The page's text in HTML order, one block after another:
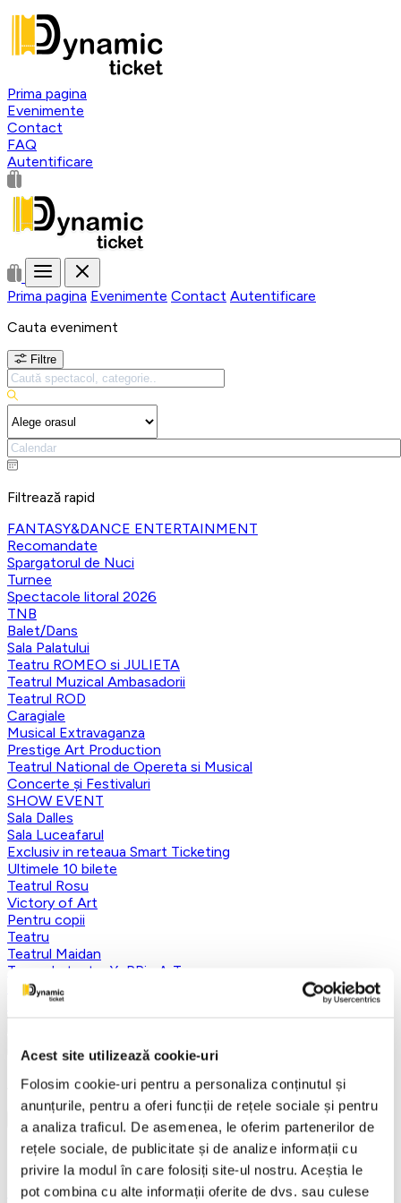
Acest site utilizează cookie-uri
Folosim cookie-uri pentru a personaliza conținutul și
anunțurile, pentru a oferi funcții de rețele sociale și pentru
a analiza traficul. De asemenea, le oferim partenerilor de
rețele sociale, de publicitate și de analize informații cu
privire la modul în care folosiți site-ul nostru. Aceștia le
pot combina cu alte informații oferite de dvs. sau culese
Prima pagina
Evenimente
Contact
FAQ
Autentificare
Prima pagina Evenimente Contact Autentificare
Cauta eveniment
Filtre
Filtrează rapid
FANTASY&DANCE ENTERTAINMENT
Recomandate
Spargatorul de Nuci
Turnee
Spectacole litoral 2026
TNB
Balet/Dans
Sala Palatului
Teatru ROMEO si JULIETA
Teatrul Muzical Ambasadorii
Teatrul ROD
Caragiale
Musical Extravaganza
Prestige Art Production
Teatrul National de Opereta si Musical
Concerte și Festivaluri
SHOW EVENT
Sala Dalles
Sala Luceafarul
Exclusiv in reteaua Smart Ticketing
Ultimele 10 bilete
Teatrul Rosu
Victory of Art
Pentru copii
Teatru
Teatrul Maidan
Trupa de teatru YuPPie ArT
Compania de Teatru Concordia
Reduceri bilete
Vezi mai puțin
Aplică filtre
Categorii
Toate categoriile